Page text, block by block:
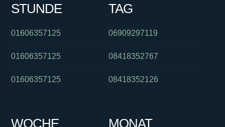
STUNDE
01606357125
01606357125
01606357125
TAG
06909297119
08418352767
08418352126
WOCHE MONAT